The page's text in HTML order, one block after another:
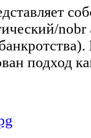
nobr
подход